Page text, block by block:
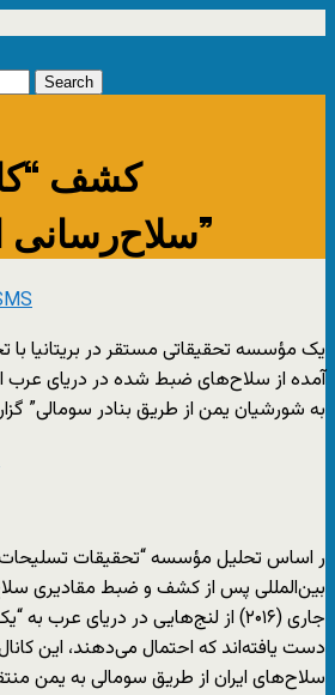
کشف
سلاح‌رسانی ایران به یمن”
یک مؤسسه تحقیقاتی مستقر در بریتانیا
آمده از سلاح‌های ضبط شده در دریای عرب
به شورشیان یمن از طریق بنادر سومالی”
ر اساس تحلیل مؤسسه “تحقیقات
بین‌المللی پس از کشف و ضبط مقادیری
جاری (۲۰۱۶) از لنج‌هایی در دریای عرب
دست یافته‌اند که احتمال می‌دهند، این
سلاح‌های ایران از طریق سومالی به یمن